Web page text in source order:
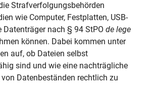
Strafverfolgungsbehörden
wie Computer, Festplatten, USB-
Datenträger nach § 94 StPO de lege
können. Dabei kommen unter
auf, ob Dateien selbst
sind und wie eine nachträgliche
Datenbeständen rechtlich zu